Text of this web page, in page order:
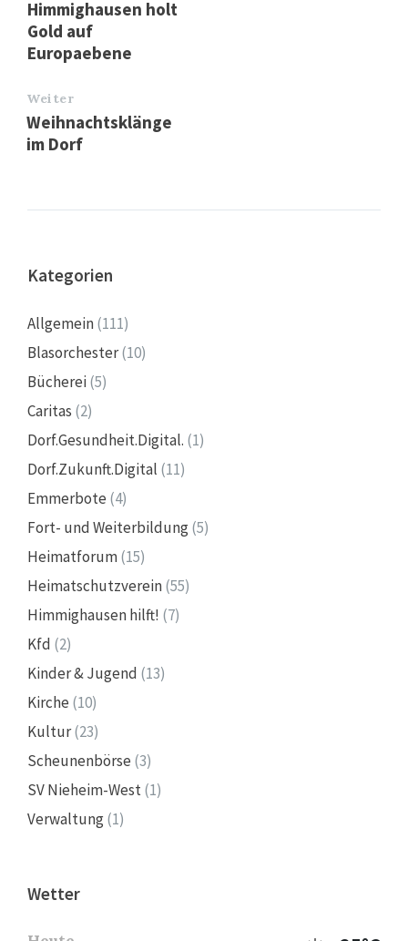
Himmighausen holt
Gold auf
Europaebene
Weiter
Weihnachtsklänge
im Dorf
Kategorien
Allgemein(111)
Blasorchester(10)
Bücherei(5)
Caritas (2)
Dorf.Gesundheit.Digital. (1)
Dorf.Zukunft.Digital (11)
Emmerbote (4)
Fort- und Weiterbildung(5)
Heimatforum(15)
Heimatschutzverein(55)
Himmighausen hilft! (7)
Kfd (2)
Kinder & Jugend (13)
Kirche (10)
Kultur(23)
Scheunenbörse (3)
SV Nieheim-West(1)
Verwaltung(1)
Wetter